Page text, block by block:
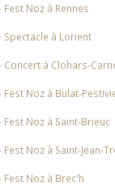
Fest Noz à Rennes
Spectacle à Lorient
Concert à Clohars-
Fest Noz à Bulat-
Fest Noz à Saint-Brieuc
Fest Noz à Saint-Jean-
Fest Noz à Brec'h